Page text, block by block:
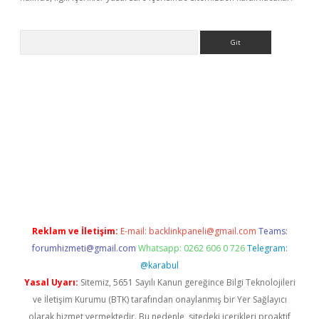
Reklam ve İletişim: E-mail: backlinkpaneli@gmail.com Teams:
forumhizmeti@gmail.com Whatsapp: 0262 606 0 726 Telegram:
@karabul
Yasal Uyarı: Sitemiz, 5651 Sayılı Kanun gereğince Bilgi Teknolojileri
ve İletişim Kurumu (BTK) tarafından onaylanmış bir Yer Sağlayıcı
olarak hizmet vermektedir. Bu nedenle, sitedeki içerikleri proaktif